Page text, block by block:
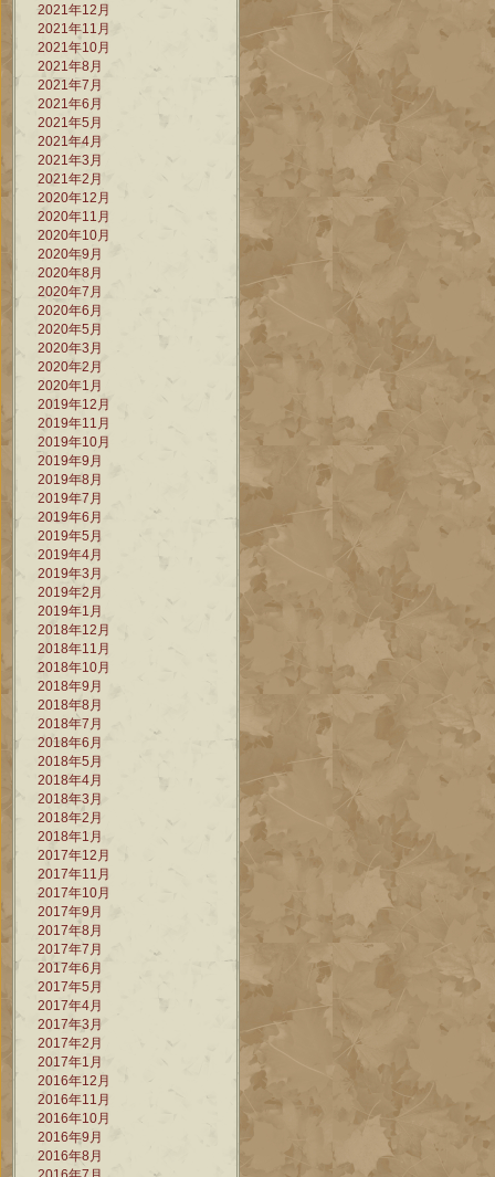
2021年12月
2021年11月
2021年10月
2021年8月
2021年7月
2021年6月
2021年5月
2021年4月
2021年3月
2021年2月
2020年12月
2020年11月
2020年10月
2020年9月
2020年8月
2020年7月
2020年6月
2020年5月
2020年3月
2020年2月
2020年1月
2019年12月
2019年11月
2019年10月
2019年9月
2019年8月
2019年7月
2019年6月
2019年5月
2019年4月
2019年3月
2019年2月
2019年1月
2018年12月
2018年11月
2018年10月
2018年9月
2018年8月
2018年7月
2018年6月
2018年5月
2018年4月
2018年3月
2018年2月
2018年1月
2017年12月
2017年11月
2017年10月
2017年9月
2017年8月
2017年7月
2017年6月
2017年5月
2017年4月
2017年3月
2017年2月
2017年1月
2016年12月
2016年11月
2016年10月
2016年9月
2016年8月